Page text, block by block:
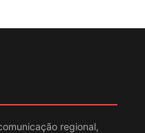
regional,